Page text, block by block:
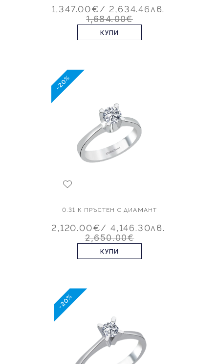
1,347.00€/ 2,634.46лв.
1,684.00€
КУПИ
-20%
0.31 К ПРЪСТЕН С ДИАМАНТ
2,120.00€/ 4,146.30лв.
2,650.00€
КУПИ
-20%